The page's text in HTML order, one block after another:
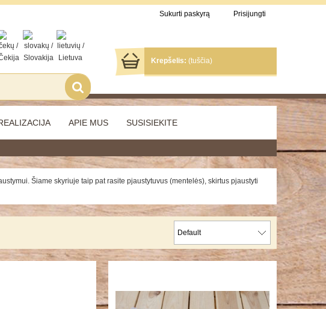
Sukurti paskyrą Prisijungti
Krepšelis: (tuščia)
APIE MUS SUSISIEKITE
Šiame skyriuje taip pat rasite pjaustytuvus (mentelės), skirtus pjaustyti